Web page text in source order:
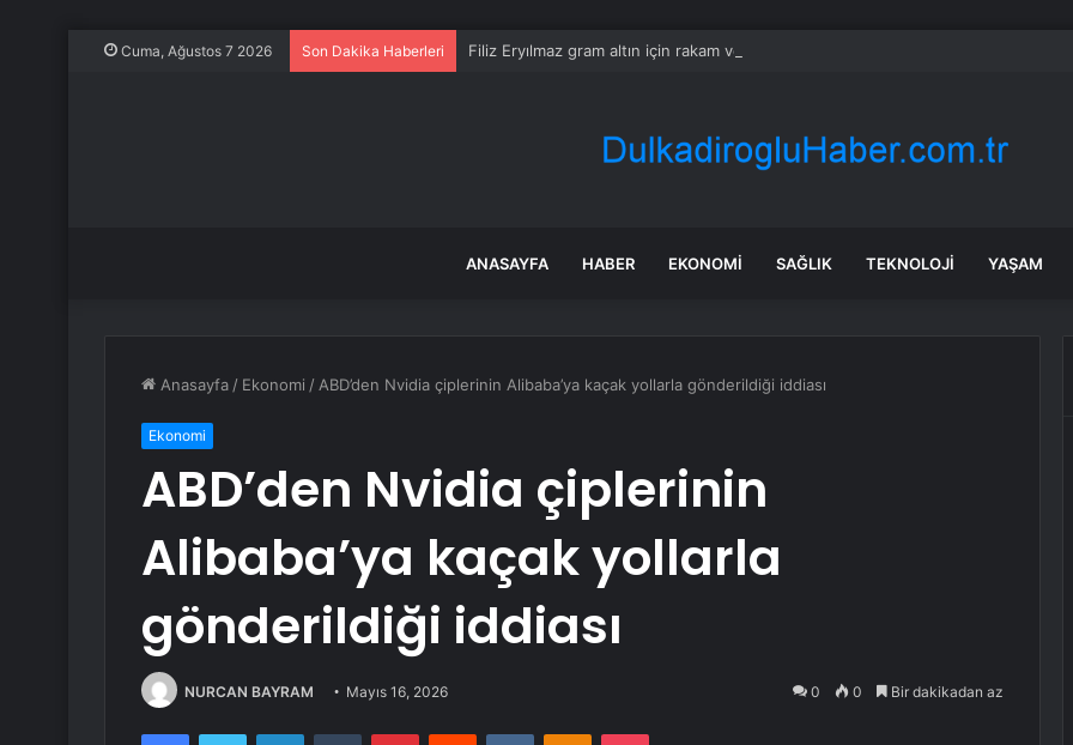
Cuma, Ağustos 7 2026 Son Dakika Haberleri Filiz Eryılmaz gram altın için rakam verdi: Yarın akşama işaret etti
ANASAYFA HABER EKONOMI SAĞLIK TEKNOLOJI YAŞAM
Anasayfa / Ekonomi / ABD’den Nvidia çiplerinin Alibaba’ya kaçak yollarla gönderildiği iddiası
Ekonomi
ABD’den Nvidia çiplerinin
Alibaba’ya kaçak yollarla
gönderildiği iddiası
NURCAN BAYRAM Mayıs 16, 2026 0 0 Bir dakikadan az
FacebookTwitter LinkedInTumblr PinterestReddit VKontakteOdnoklassniki
Pocket